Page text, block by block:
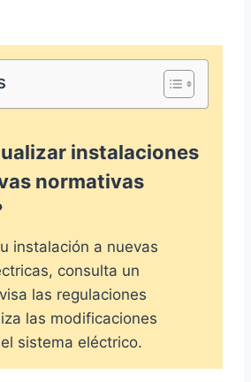
instalaciones
normativas
instalación a nuevas
consulta un
las regulaciones
las modificaciones
sistema eléctrico.